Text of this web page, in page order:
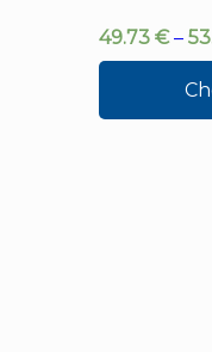
49.73 €–